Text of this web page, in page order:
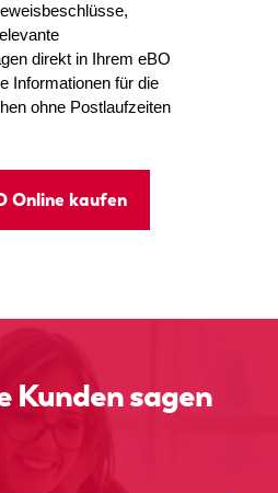
direkt in Ihrem eBO
Informationen für die
ohne Postlaufzeiten
Online kaufen
Kunden sagen